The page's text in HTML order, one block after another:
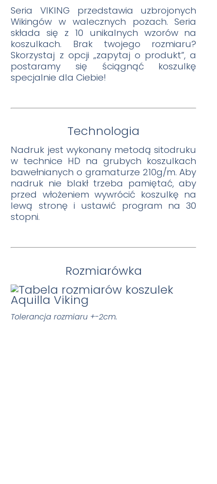
Seria VIKING przedstawia uzbrojonych
Wikingów w walecznych pozach. Seria
składa się z 10 unikalnych wzorów na
koszulkach. Brak twojego rozmiaru?
Skorzystaj z opcji „zapytaj o produkt”, a
postaramy się ściągnąć koszulkę
specjalnie dla Ciebie!
Technologia
Nadruk jest wykonany metodą sitodruku
w technice HD na grubych koszulkach
bawełnianych o gramaturze 210g/m. Aby
nadruk nie blakł trzeba pamiętać, aby
przed włożeniem wywrócić koszulkę na
lewą stronę i ustawić program na 30
stopni.
Rozmiarówka
Tolerancja rozmiaru +-2cm.